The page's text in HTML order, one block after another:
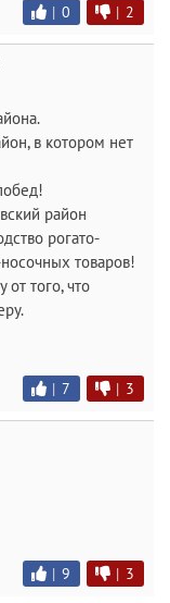
| 0 | 2
в котором нет
район
рогато-
товаров!
от того, что
| 7 | 3
| 9 | 3